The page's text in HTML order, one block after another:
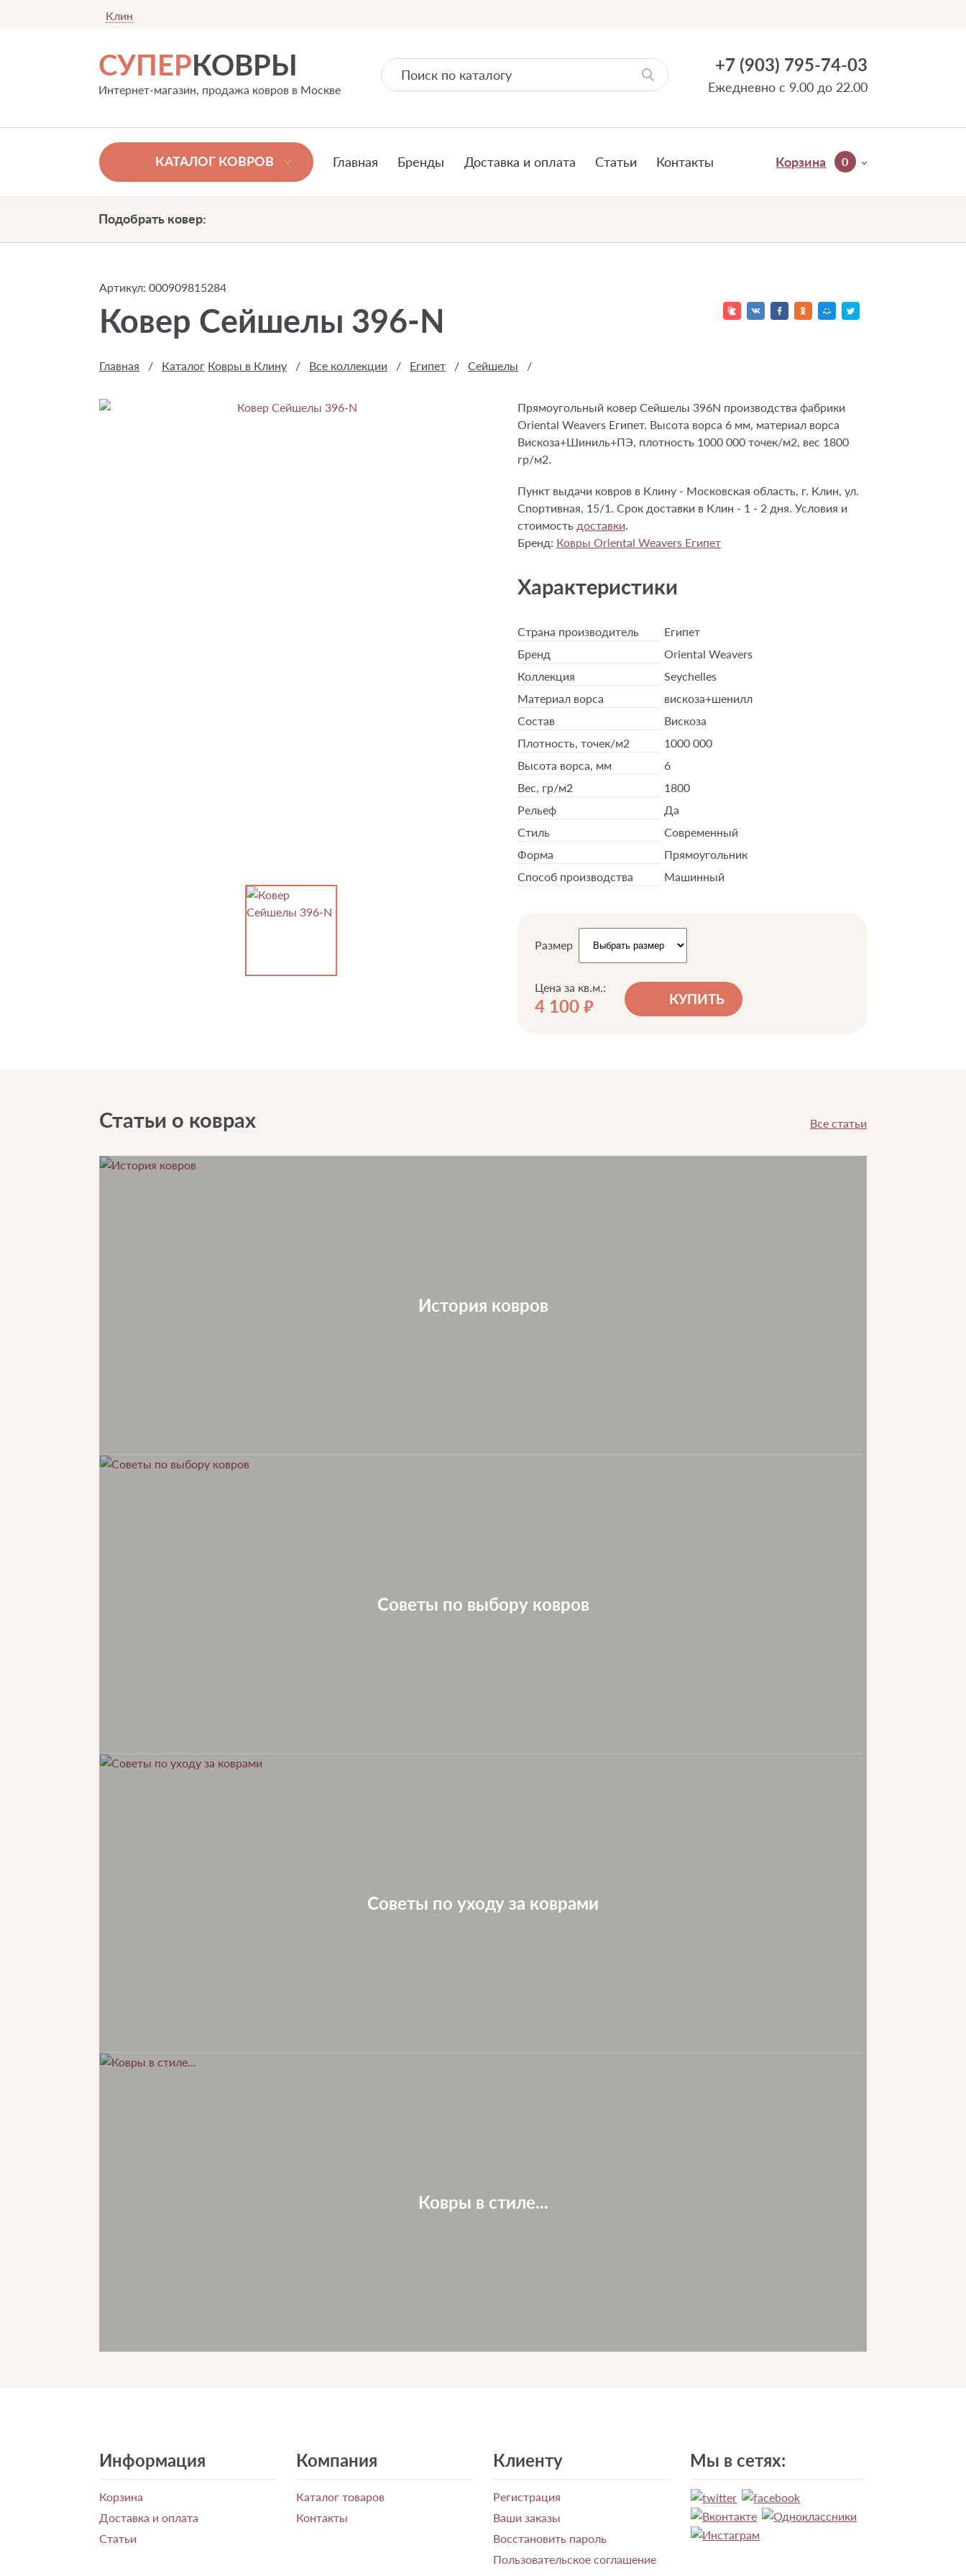
Клин
СУПЕРКОВРЫ
Интернет-магазин, продажа ковров в Москве
+7 (903) 795-74-03
Ежедневно с 9.00 до 22.00
КАТАЛОГ КОВРОВ Главная Бренды Доставка и оплата Статьи Контакты Корзина 0
Подобрать ковер:
Артикул: 000909815284
Ковер Сейшелы 396-N
Главная / Каталог Ковры в Клину / Все коллекции / Египет / Сейшелы /
Прямоугольный ковер Сейшелы 396N производства фабрики
Oriental Weavers Египет. Высота ворса 6 мм, материал ворса
Вискоза+Шиниль+ПЭ, плотность 1000 000 точек/м2, вес 1800
гр/м2.
Пункт выдачи ковров в Клину - Московская область, г. Клин, ул.
Спортивная, 15/1. Срок доставки в Клин - 1 - 2 дня. Условия и
стоимость доставки
Бренд: Ковры Oriental Weavers Египет
Характеристики
Страна производитель
Египет
Бренд
Oriental Weavers
Коллекция
Seychelles
Материал ворса
вискоза+шенилл
Состав
Вискоза
Плотность, точек/м2
1000 000
Высота ворса, мм
6
Вес, гр/м2
1800
Рельеф
Да
Стиль
Современный
Форма
Прямоугольник
Способ производства
Машинный
Размер
Цена за кв.м.:
4 100 руб. КУПИТЬ
Статьи о коврах Все статьи
История ковров
Советы по выбору ковров
Советы по уходу за коврами
Ковры в стиле...
Информация
Корзина
Доставка и оплата
Статьи
Компания
Каталог товаров
Контакты
Клиенту
Регистрация
Ваши заказы
Восстановить пароль
Пользовательское соглашение
Мы в сетях: